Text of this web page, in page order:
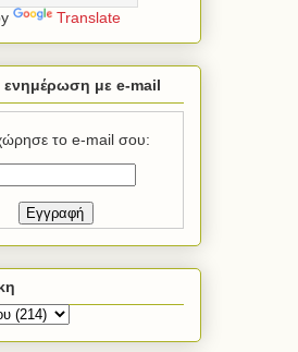
Translate
ενημέρωση με e-mail
το e-mail σου: